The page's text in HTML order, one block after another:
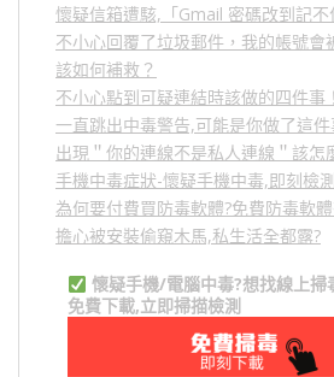
懷疑信箱遭駭,「Gmail 密碼改到記
不小心回覆了垃圾郵件，我的帳號會
該如何補救？
不小心點到可疑連結時該做的四件事！
一直跳出中毒警告,可能是你做了這件
出現＂你的連線不是私人連線＂該怎
手機中毒症狀-懷疑手機中毒,即刻檢
為何要付費買防毒軟體?免費防毒軟
擔心被安裝偷窺木馬,私生活全都露?
懷疑手機/電腦中毒?想找線上掃
免費下載,立即掃描檢測